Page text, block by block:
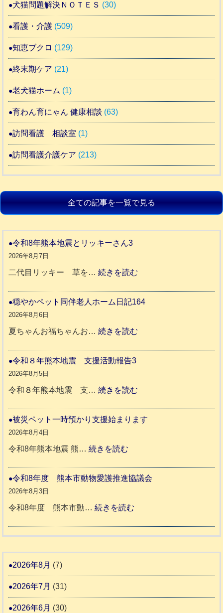
犬猫問題解決ＮＯＴＥＳ (30)
看護・介護 (509)
知恵ブクロ (129)
終末期ケア (21)
老犬猫ホーム (1)
育わん育にゃん 健康相談 (63)
訪問看護 相談室 (1)
訪問看護介護ケア (213)
全ての記事を一覧で見る
令和8年熊本地震とリッキーさん3
2026年8月7日
二代目リッキー 草を…続きを読む
和
リ
ッ
さ
ん
穏やかペット同伴老人ホーム日記164
2026年8月6日
夏ちゃんお福ちゃんお…続きを読む
ト
人
ホ
日
1
令和８年熊本地震 支援活動報告3
2026年8月5日
令和８年熊本地震 支…続きを読む
和
本
支
告
被災ペット一時預かり支援始まります
2026年8月4日
令和8年熊本地震 熊…続きを読む
災
ッ
か
令和8年度 熊本市動物愛護推進協議会
2026年8月3日
令和8年度 熊本市動…続きを読む
和
度
2026年8月 (7)
2026年7月 (31)
2026年6月 (30)